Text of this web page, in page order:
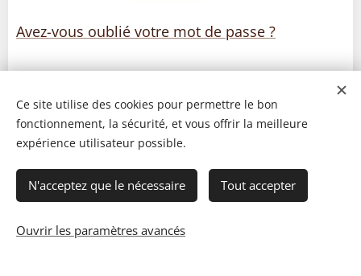
Avez-vous oublié votre mot de passe ?
© 2023 Les recettes d'Henri-Luc. Tous droits réservés.
Ce site utilise des cookies pour permettre le bon
fonctionnement, la sécurité, et vous offrir la meilleure
expérience utilisateur possible.
N'acceptez que le nécessaire Tout accepter
Ouvrir les paramètres avancés